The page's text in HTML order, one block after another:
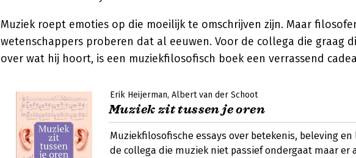
Muziek roept emoties op die moeilijk te omschrijven zijn. Maar
wetenschappers proberen dat al eeuwen. Voor de collega die graag
over wat hij hoort, is een muziekfilosofisch boek een verrassend
Erik Heijerman Albert van der Schoot
Muziek zit tussen je oren
Muziekfilosofische essays over betekenis, beleving
de collega die muziek niet passief ondergaat maar er